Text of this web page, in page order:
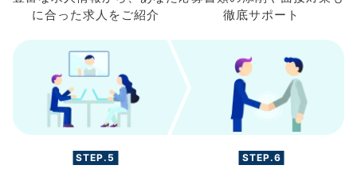
に合った求人を ご紹介
徹底サポート
STEP.5 STEP.6